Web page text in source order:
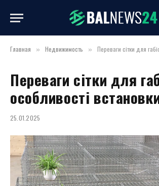
Главная » Недвижимость » Переваги сітки для
Переваги сітки для
особливості
25.01.2025